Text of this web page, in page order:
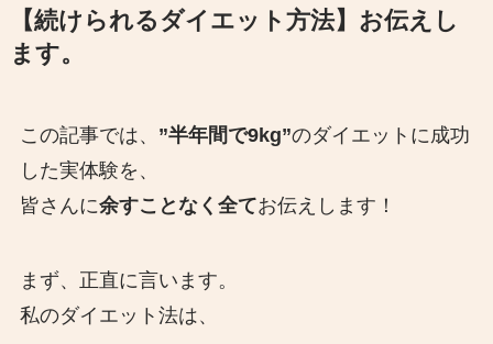
【続けられるダイエット方法】お伝えし
ます。
この記事では、 ”半年間で9kg”のダイエットに成功
した実体験を、
皆さんに余すことなく全てお伝えします！
まず、正直に言います。
私のダイエット法は、